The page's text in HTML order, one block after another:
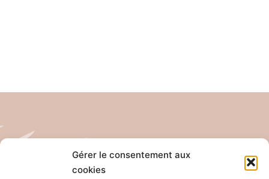
Gérer le consentement aux
cookies
Tél: 04 26 65 32 19